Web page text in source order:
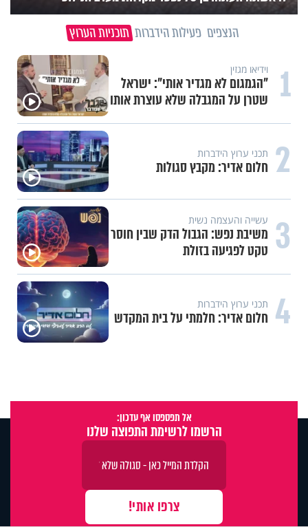
הנצפים פעילות הידברות תוכניות הערוץ
1 וידיאו מגזין
"הגמגום לא מגדיר אותי": ישראל
שטרן על המגבלה שלא עוצרת אותו
2 תכני ערוץ הידברות
חלום אדיר: מקבץ סגולות
3 עשייה והעצמה נשית
משיבת נפש: הגבול הדק שבין חוסר
טקט לפגיעה בזולת
4 תכני ערוץ הידברות
חלום אדיר: חלמתי על בית המקדש
אל תפספסו אף עדכון:
הרשמו לרשימת התפוצה שלנו